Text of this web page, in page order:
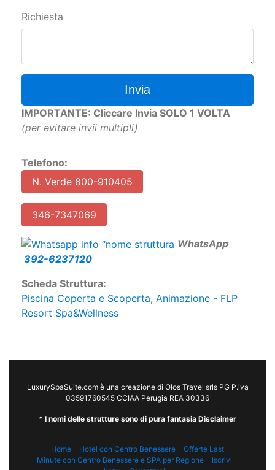
Richiesta
Invia
IMPORTANTE: Cliccare Invia SOLO 1 VOLTA
(per evitare invii multipli)
Telefono:
N. Verde 800-910405
346-7347069
WhatsApp
392-6237120
Scheda Struttura:
Piscina Coperta e Scoperta, Animazione - FLP
Resort Spa&Wellness
LuxurySpaSuite.com è una creazione di Olos Travel srls PG P.iva
03591760545 CCIAA Perugia REA 30336
* I nomi delle strutture sono di pura fantasia Disclaimer
Home Hotel con Centro Benessere
Offerte Last
Minute con Centro Benessere e SPA per Regione
Iscrivi